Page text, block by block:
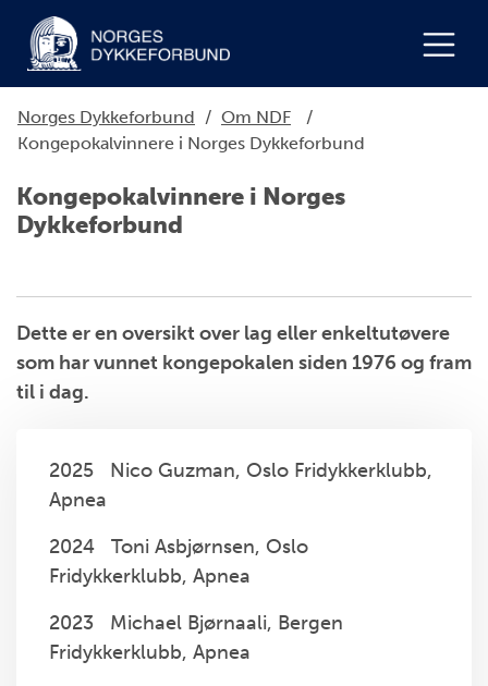
Norges Dykkeforbund / Om NDF
/
Kongepokalvinnere i Norges Dykkeforbund
Kongepokalvinnere i Norges
Dykkeforbund
Dette er en oversikt over lag eller enkeltutøvere
som har vunnet kongepokalen siden 1976 og fram
til i dag.
2025 Nico Guzman, Oslo Fridykkerklubb,
Apnea
2024 Toni Asbjørnsen, Oslo
Fridykkerklubb, Apnea
2023 Michael Bjørnaali, Bergen
Fridykkerklubb, Apnea